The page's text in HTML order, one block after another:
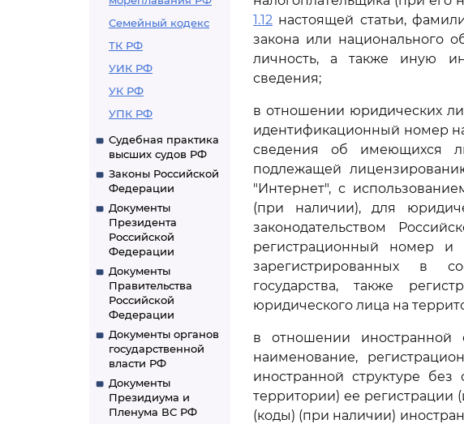
Семейный кодекс
ТК РФ
УИК РФ
УК РФ
УПК РФ
Судебная практика
высших судов РФ
Законы Российской
Федерации
Документы
Президента
Российской
Федерации
Документы
Правительства
Российской
Федерации
Документы органов
государственной
власти РФ
Документы
Президиума и
Пленума ВС РФ
1.12 настоящей статьи,
закона или национального
личность, а также иную
сведения;
в отношении юридических
идентификационный номер
сведения об имеющихся
подлежащей
"Интернет", с
(при наличии), для
законодательством
регистрационный номер и
зарегистрированных в
государства, также
юридического лица на
в отношении иностранной
наименование,
иностранной структуре
территории) ее регистрации
(коды) (при наличии)